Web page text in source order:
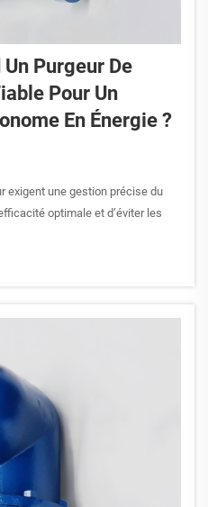
Un Purgeur De
Pour Un
En Énergie ?
exigent une gestion précise du
optimale et d’éviter les
technologies d’évacuation
le purger à flotteur se